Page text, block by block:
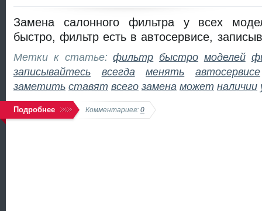
Замена салонного фильтра у всех
быстро, фильтр есть в автосервисе,
Метки к статье:фильтр быстро моделей
записывайтесь
всегда менять
автосервисе
заметить ставят всего замена может наличии
Подробнее Комментариев: 0